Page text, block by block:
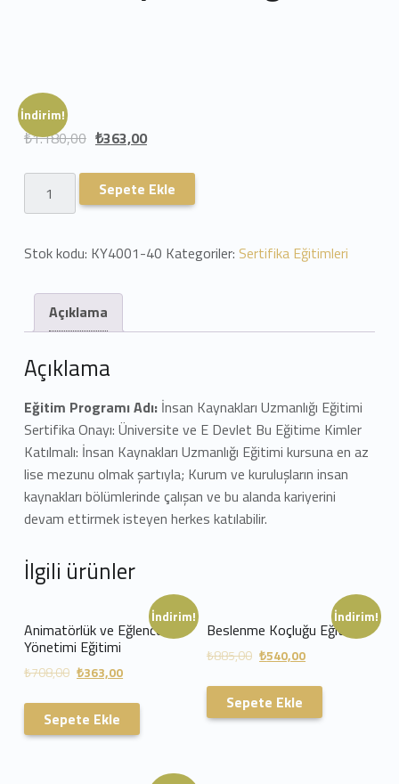
İndirim!
₺1.180,00 ₺363,00
İnsan Kaynakları Eğitimi adet
Sepete Ekle
Stok kodu: KY4001-40 Kategoriler: Sertifika Eğitimleri
Açıklama
Açıklama
Eğitim Programı Adı:İnsan Kaynakları Uzmanlığı Eğitimi
Sertifika Onayı: Üniversite ve E Devlet Bu Eğitime Kimler
Katılmalı: İnsan Kaynakları Uzmanlığı Eğitimi kursuna en az
lise mezunu olmak şartıyla; Kurum ve kuruluşların insan
kaynakları bölümlerinde çalışan ve bu alanda kariyerini
devam ettirmek isteyen herkes katılabilir.
İlgili ürünler
İndirim!
Animatörlük ve Eğlence
Yönetimi Eğitimi
₺708,00 ₺363,00
Sepete Ekle
İndirim!
Beslenme Koçluğu Eğitimi
₺885,00 ₺540,00
Sepete Ekle